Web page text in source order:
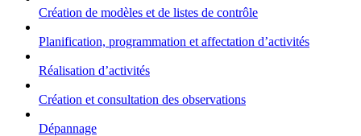
Création de modèles et de listes de contrôle
Planification, programmation et affectation d’activités
Réalisation d’activités
Création et consultation des observations
Dépannage